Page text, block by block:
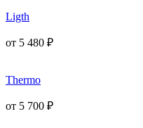
Ligth
от 5 480 ₽
Thermo
от 5 700 ₽